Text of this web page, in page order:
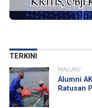
TERKINI
MALUKU
Alumni
Ratusan